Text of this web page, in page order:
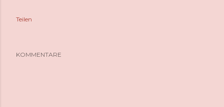
Teilen
KOMMENTARE